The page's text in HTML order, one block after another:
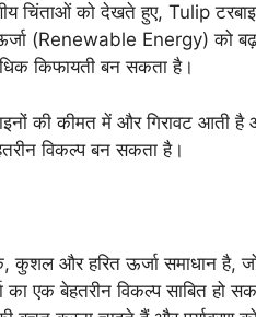
चिंताओं को देखते हुए, Tulip
(Renewable Energy) को
किफायती बन सकता है।
की कीमत में और गिरावट आती है
विकल्प बन सकता है।
और हरित ऊर्जा समाधान है,
एक बेहतरीन विकल्प साबित हो